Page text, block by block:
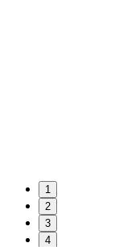
1
2
3
4